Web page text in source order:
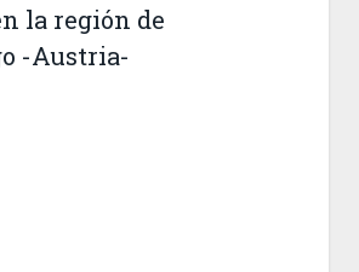
la región de
-Austria-